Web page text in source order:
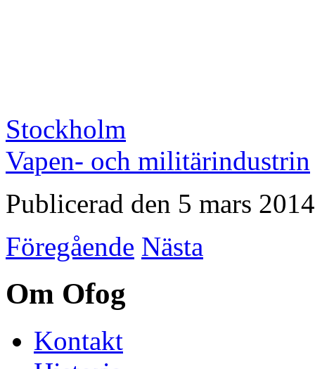
Stockholm
Vapen- och militärindustrin
Publicerad den 5 mars 2014
Föregående Nästa
Om Ofog
Kontakt